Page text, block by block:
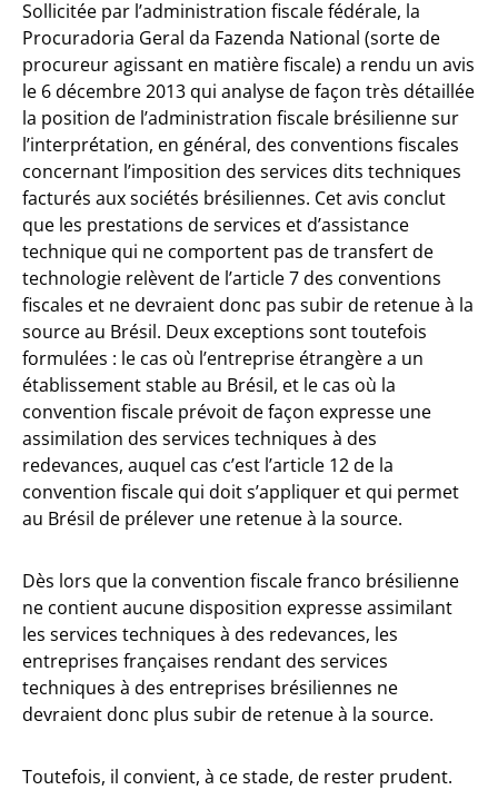
Sollicitée par l’administration fiscale fédérale, la
Procuradoria Geral da Fazenda National (sorte de
procureur agissant en matière fiscale) a rendu un avis
le 6 décembre 2013 qui analyse de façon très détaillée
la position de l’administration fiscale brésilienne sur
l’interprétation, en général, des conventions fiscales
concernant l’imposition des services dits techniques
facturés aux sociétés brésiliennes. Cet avis conclut
que les prestations de services et d’assistance
technique qui ne comportent pas de transfert de
technologie relèvent de l’article 7 des conventions
fiscales et ne devraient donc pas subir de retenue à la
source au Brésil. Deux exceptions sont toutefois
formulées : le cas où l’entreprise étrangère a un
établissement stable au Brésil, et le cas où la
convention fiscale prévoit de façon expresse une
assimilation des services techniques à des
redevances, auquel cas c’est l’article 12 de la
convention fiscale qui doit s’appliquer et qui permet
au Brésil de prélever une retenue à la source.
Dès lors que la convention fiscale franco brésilienne
ne contient aucune disposition expresse assimilant
les services techniques à des redevances, les
entreprises françaises rendant des services
techniques à des entreprises brésiliennes ne
devraient donc plus subir de retenue à la source.
Toutefois, il convient, à ce stade, de rester prudent.